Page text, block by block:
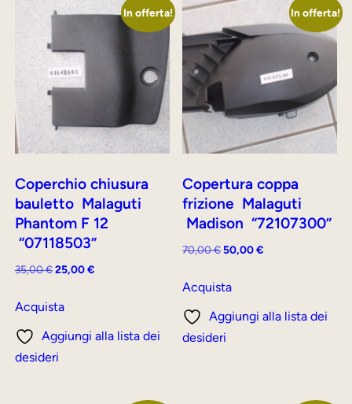
In offerta!
Coperchio chiusura
bauletto Malaguti
Phantom F 12
“07118503”
35,00€ Il
originale
35,00 €.
25,00€Il
25,00 €.
Acquista
Aggiungi alla lista dei
desideri
In offerta!
Copertura coppa
frizione Malaguti
Madison “72107300”
70,00€ Il
originale
70,00 €.
50,00€
50,00 €.
Acquista
Aggiungi alla lista dei
desideri